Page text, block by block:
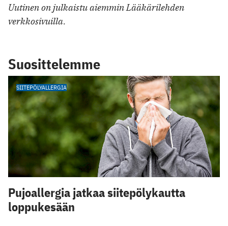
Uutinen on julkaistu aiemmin Lääkärilehden
verkkosivuilla.
Suosittelemme
SIITEPÖLYALLERGIA
Pujoallergia jatkaa siitepölykautta
loppukesään